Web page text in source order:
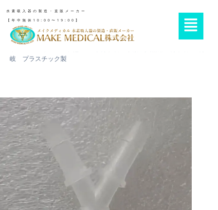
水素吸入器の製造・直販メーカー
【年中無休10:00〜19:00】
岐 プラスチック製